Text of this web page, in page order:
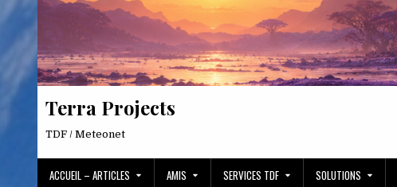
Terra Projects
TDF / Meteonet
ACCUEIL – ARTICLES AMIS SERVICES TDF SOLUTIONS